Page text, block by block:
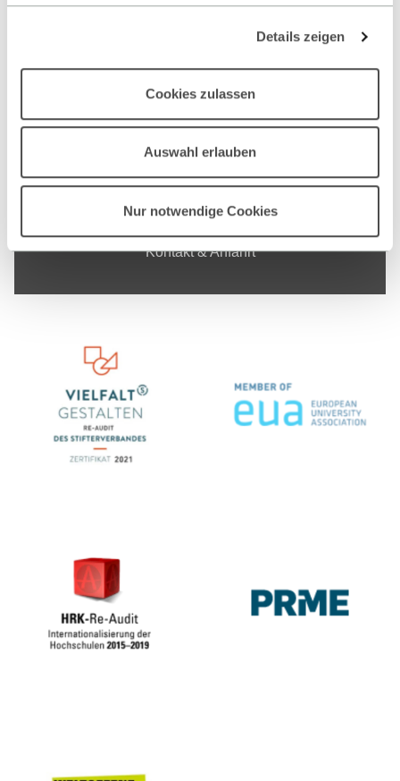
Details zeigen
Cookies zulassen
Auswahl erlauben
Nur notwendige Cookies
COOKIE EINSTELLUNGEN
Studium
Forschung
Unternehmen
Unsere Fakultät
Datenschutzerklärung
Kontakt & Anfahrt